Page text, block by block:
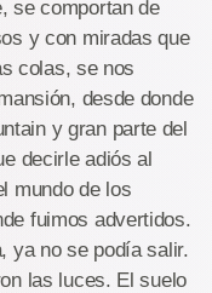
se comportan de
y con miradas que
colas, se nos
desde donde
y gran parte del
decirle adiós al
mundo de los
fuimos advertidos.
ya no se podía salir.
las luces. El suelo